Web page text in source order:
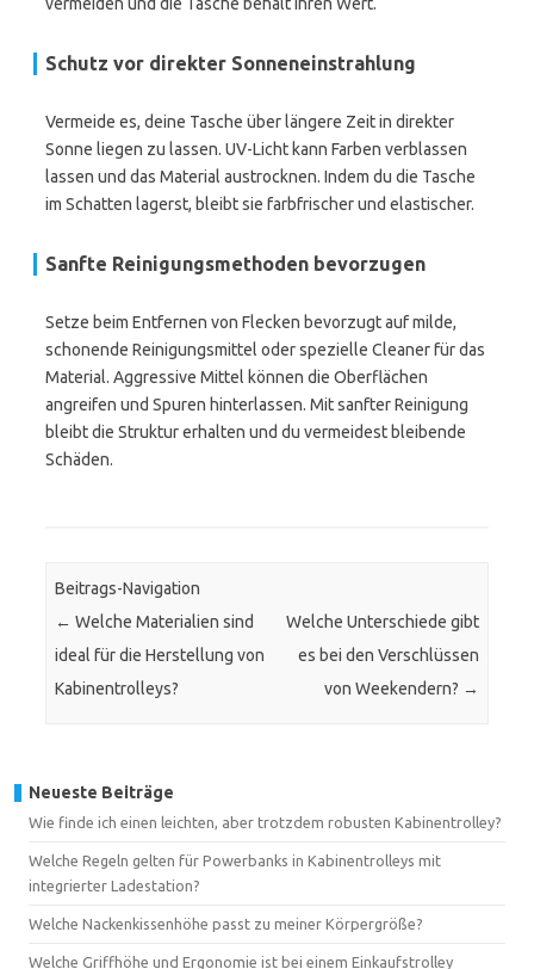
Schutz vor direkter Sonneneinstrahlung
Vermeide es, deine Tasche über längere Zeit in direkter
Sonne liegen zu lassen. UV-Licht kann Farben verblassen
lassen und das Material austrocknen. Indem du die Tasche
im Schatten lagerst, bleibt sie farbfrischer und elastischer.
Sanfte Reinigungsmethoden bevorzugen
Setze beim Entfernen von Flecken bevorzugt auf milde,
schonende Reinigungsmittel oder spezielle Cleaner für das
Material. Aggressive Mittel können die Oberflächen
angreifen und Spuren hinterlassen. Mit sanfter Reinigung
bleibt die Struktur erhalten und du vermeidest bleibende
Schäden.
Beitrags-Navigation
← Welche Materialien sind
ideal für die Herstellung von
Kabinentrolleys?
Welche Unterschiede gibt
es bei den Verschlüssen
von Weekendern? →
Neueste Beiträge
Wie finde ich einen leichten, aber trotzdem robusten Kabinentrolley?
Welche Regeln gelten für Powerbanks in Kabinentrolleys mit
integrierter Ladestation?
Welche Nackenkissenhöhe passt zu meiner Körpergröße?
Welche Griffhöhe und Ergonomie ist bei einem Einkaufstrolley